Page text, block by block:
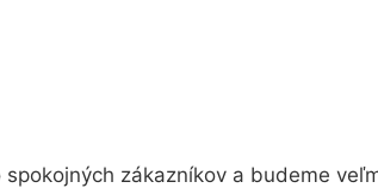
zákazníkov a budeme